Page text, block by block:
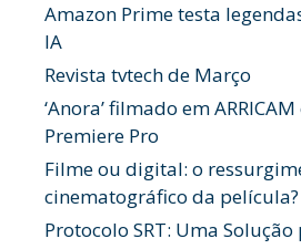
Amazon Prime testa
IA
Revista tvtech de Março
‘Anora’ filmado em
Premiere Pro
Filme ou digital: o
cinematográfico da película?
Protocolo SRT: Uma Solução